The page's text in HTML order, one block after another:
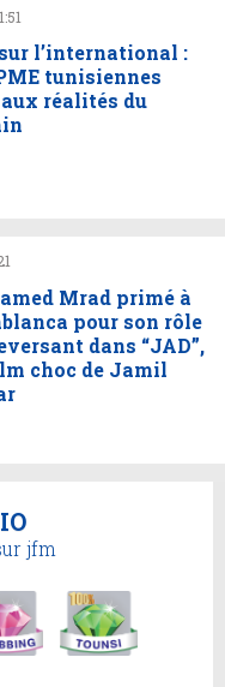
l’international :
tunisiennes
réalités du
Mrad primé à
pour son rôle
dans “JAD”,
choc de Jamil
jfm